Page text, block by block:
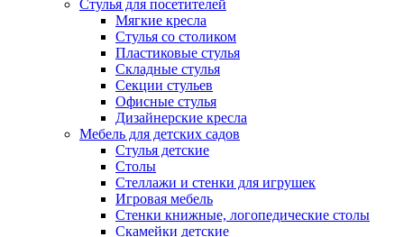
Стулья для посетителей
Мягкие кресла
Стулья со столиком
Пластиковые стулья
Складные стулья
Секции стульев
Офисные стулья
Дизайнерские кресла
Мебель для детских садов
Стулья детские
Столы
Стеллажи и стенки для игрушек
Игровая мебель
Стенки книжные, логопедические столы
Скамейки детские